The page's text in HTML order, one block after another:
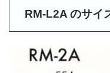
RM-L2A のサイ